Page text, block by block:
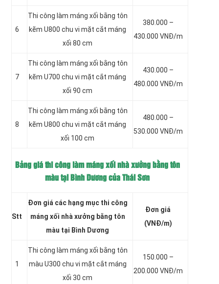
6
Thi công làm máng xối bằng tôn
kẽm U800 chu vi mặt cắt máng
xối 80 cm
380.000 –
430.000 VNĐ/m
7
Thi công làm máng xối bằng tôn
kẽm U700 chu vi mặt cắt máng
xối 90 cm
430.000 –
480.000 VNĐ/m
8
Thi công làm máng xối bằng tôn
kẽm U800 chu vi mặt cắt máng
xối 100 cm
480.000 –
530.000 VNĐ/m
Bảng giá thi công làm máng xối nhà xưởng bằng tôn
màu tại Bình Dương của Thái Sơn
Stt
Đơn giá các hạng mục thi công
máng xối nhà xưởng bằng tôn
màu tại Bình Dương
Đơn giá
(VNĐ/m)
1
Thi công làm máng xối bằng tôn
màu U300 chu vi mặt cắt máng
xối 30 cm
150.000 –
200.000 VNĐ/m